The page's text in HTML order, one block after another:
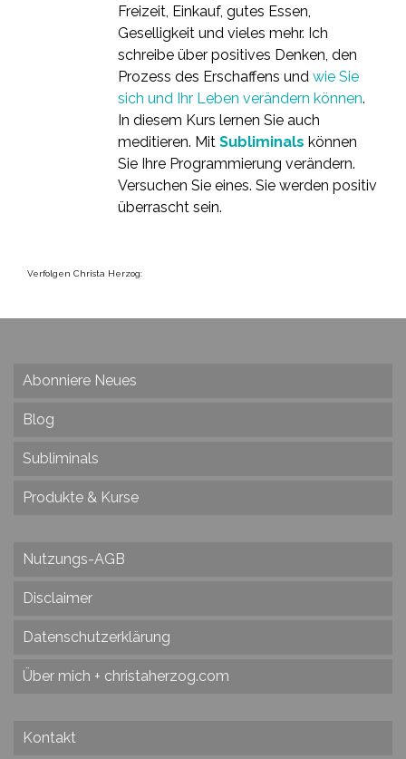
Verfolgen Christa Herzog:
Freizeit, Einkauf, gutes Essen,
Geselligkeit und vieles mehr. Ich
schreibe über positives Denken, den
Prozess des Erschaffens und wie Sie
sich und Ihr Leben verändern können.
In diesem Kurs lernen Sie auch
meditieren. Mit Subliminals können
Sie Ihre Programmierung verändern.
Versuchen Sie eines. Sie werden positiv
überrascht sein.
Abonniere Neues
Blog
Subliminals
Produkte & Kurse
Nutzungs-AGB
Disclaimer
Datenschutzerklärung
Über mich + christaherzog.com
Kontakt